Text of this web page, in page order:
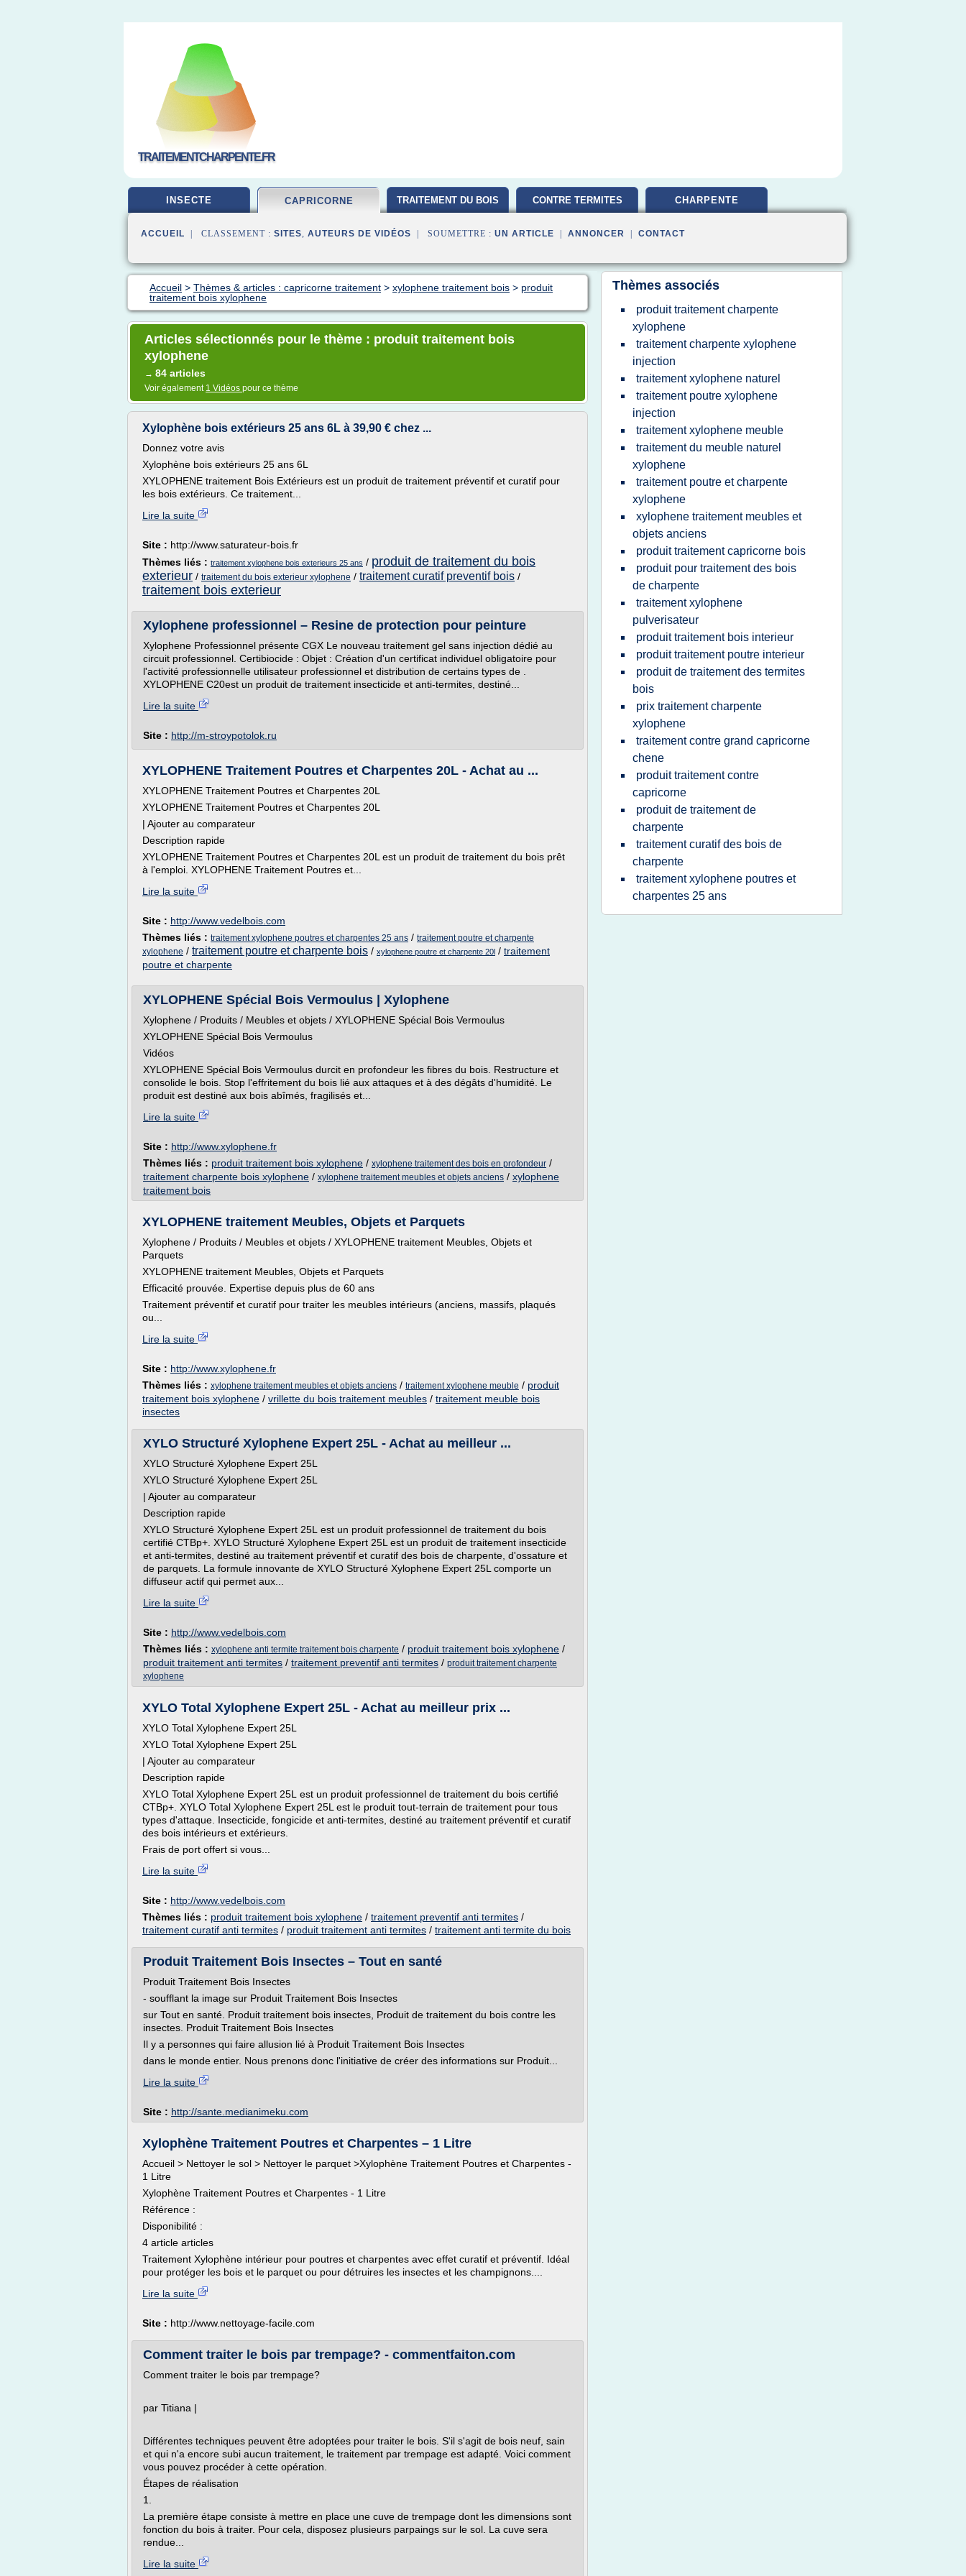
TRAITEMENTCHARPENTE.FR
INSECTE CAPRICORNE TRAITEMENT DU BOIS CONTRE TERMITES CHARPENTE
ACCUEIL | CLASSEMENT : SITES, AUTEURS DE VIDÉOS | SOUMETTRE : UN ARTICLE ANNONCER CONTACT
Accueil > Thèmes & articles : capricorne traitement > xylophene traitement bois > produit
traitement bois xylophene
Articles sélectionnés pour le thème : produit traitement bois
xylophene
→ 84 articles
Voir également 1 Vidéos pour ce thème
Xylophène bois extérieurs 25 ans 6L à 39,90 € chez ...
Donnez votre avis
Xylophène bois extérieurs 25 ans 6L
XYLOPHENE traitement Bois Extérieurs est un produit de traitement préventif et curatif pour
les bois extérieurs. Ce traitement...
Lire la suite
Site : http://www.saturateur-bois.fr
Thèmes liés : traitement xylophene bois exterieurs 25 ans / produit de traitement du bois
exterieur / traitement du bois exterieur xylophene / traitement curatif preventif bois /
traitement bois exterieur
Xylophene professionnel – Resine de protection pour peinture
Xylophene Professionnel présente CGX Le nouveau traitement gel sans injection dédié au
circuit professionnel. Certibiocide : Objet : Création d'un certificat individuel obligatoire pour
l'activité professionnelle utilisateur professionnel et distribution de certains types de .
XYLOPHENE C20est un produit de traitement insecticide et anti-termites, destiné...
Lire la suite
Site : http://m-stroypotolok.ru
XYLOPHENE Traitement Poutres et Charpentes 20L - Achat au ...
XYLOPHENE Traitement Poutres et Charpentes 20L
XYLOPHENE Traitement Poutres et Charpentes 20L
| Ajouter au comparateur
Description rapide
XYLOPHENE Traitement Poutres et Charpentes 20L est un produit de traitement du bois prêt
à l'emploi. XYLOPHENE Traitement Poutres et...
Lire la suite
Site : http://www.vedelbois.com
Thèmes liés : traitement xylophene poutres et charpentes 25 ans / traitement poutre et charpente
xylophene / traitement poutre et charpente bois / xylophene poutre et charpente 20l / traitement
poutre et charpente
XYLOPHENE Spécial Bois Vermoulus | Xylophene
Xylophene / Produits / Meubles et objets / XYLOPHENE Spécial Bois Vermoulus
XYLOPHENE Spécial Bois Vermoulus
Vidéos
XYLOPHENE Spécial Bois Vermoulus durcit en profondeur les fibres du bois. Restructure et
consolide le bois. Stop l'effritement du bois lié aux attaques et à des dégâts d'humidité. Le
produit est destiné aux bois abîmés, fragilisés et...
Lire la suite
Site : http://www.xylophene.fr
Thèmes liés : produit traitement bois xylophene / xylophene traitement des bois en profondeur /
traitement charpente bois xylophene / xylophene traitement meubles et objets anciens / xylophene
traitement bois
XYLOPHENE traitement Meubles, Objets et Parquets
Xylophene / Produits / Meubles et objets / XYLOPHENE traitement Meubles, Objets et
Parquets
XYLOPHENE traitement Meubles, Objets et Parquets
Efficacité prouvée. Expertise depuis plus de 60 ans
Traitement préventif et curatif pour traiter les meubles intérieurs (anciens, massifs, plaqués
ou...
Lire la suite
Site : http://www.xylophene.fr
Thèmes liés : xylophene traitement meubles et objets anciens / traitement xylophene meuble / produit
traitement bois xylophene / vrillette du bois traitement meubles / traitement meuble bois
insectes
XYLO Structuré Xylophene Expert 25L - Achat au meilleur ...
XYLO Structuré Xylophene Expert 25L
XYLO Structuré Xylophene Expert 25L
| Ajouter au comparateur
Description rapide
XYLO Structuré Xylophene Expert 25L est un produit professionnel de traitement du bois
certifié CTBp+. XYLO Structuré Xylophene Expert 25L est un produit de traitement insecticide
et anti-termites, destiné au traitement préventif et curatif des bois de charpente, d'ossature et
de parquets. La formule innovante de XYLO Structuré Xylophene Expert 25L comporte un
diffuseur actif qui permet aux...
Lire la suite
Site : http://www.vedelbois.com
Thèmes liés : xylophene anti termite traitement bois charpente / produit traitement bois xylophene /
produit traitement anti termites / traitement preventif anti termites / produit traitement charpente
xylophene
XYLO Total Xylophene Expert 25L - Achat au meilleur prix ...
XYLO Total Xylophene Expert 25L
XYLO Total Xylophene Expert 25L
| Ajouter au comparateur
Description rapide
XYLO Total Xylophene Expert 25L est un produit professionnel de traitement du bois certifié
CTBp+. XYLO Total Xylophene Expert 25L est le produit tout-terrain de traitement pour tous
types d'attaque. Insecticide, fongicide et anti-termites, destiné au traitement préventif et curatif
des bois intérieurs et extérieurs.
Frais de port offert si vous...
Lire la suite
Site : http://www.vedelbois.com
Thèmes liés : produit traitement bois xylophene / traitement preventif anti termites /
traitement curatif anti termites / produit traitement anti termites / traitement anti termite du bois
Produit Traitement Bois Insectes – Tout en santé
Produit Traitement Bois Insectes
- soufflant la image sur Produit Traitement Bois Insectes
sur Tout en santé. Produit traitement bois insectes, Produit de traitement du bois contre les
insectes. Produit Traitement Bois Insectes
Il y a personnes qui faire allusion lié à Produit Traitement Bois Insectes
dans le monde entier. Nous prenons donc l'initiative de créer des informations sur Produit...
Lire la suite
Site : http://sante.medianimeku.com
Xylophène Traitement Poutres et Charpentes – 1 Litre
Accueil > Nettoyer le sol > Nettoyer le parquet >Xylophène Traitement Poutres et Charpentes -
1 Litre
Xylophène Traitement Poutres et Charpentes - 1 Litre
Référence :
Disponibilité :
4 article articles
Traitement Xylophène intérieur pour poutres et charpentes avec effet curatif et préventif. Idéal
pour protéger les bois et le parquet ou pour détruires les insectes et les champignons....
Lire la suite
Site : http://www.nettoyage-facile.com
Comment traiter le bois par trempage? - commentfaiton.com
Comment traiter le bois par trempage?
par Titiana |
Différentes techniques peuvent être adoptées pour traiter le bois. S'il s'agit de bois neuf, sain
et qui n'a encore subi aucun traitement, le traitement par trempage est adapté. Voici comment
vous pouvez procéder à cette opération.
Étapes de réalisation
1.
La première étape consiste à mettre en place une cuve de trempage dont les dimensions sont
fonction du bois à traiter. Pour cela, disposez plusieurs parpaings sur le sol. La cuve sera
rendue...
Lire la suite
Thèmes associés
produit traitement charpente
xylophene
traitement charpente xylophene
injection
traitement xylophene naturel
traitement poutre xylophene
injection
traitement xylophene meuble
traitement du meuble naturel
xylophene
traitement poutre et charpente
xylophene
xylophene traitement meubles et
objets anciens
produit traitement capricorne bois
produit pour traitement des bois
de charpente
traitement xylophene
pulverisateur
produit traitement bois interieur
produit traitement poutre interieur
produit de traitement des termites
bois
prix traitement charpente
xylophene
traitement contre grand capricorne
chene
produit traitement contre
capricorne
produit de traitement de
charpente
traitement curatif des bois de
charpente
traitement xylophene poutres et
charpentes 25 ans